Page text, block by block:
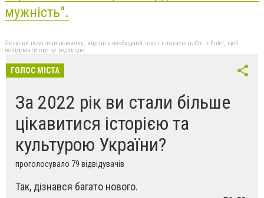
мужність".
Якщо ви помітили помилку, виділіть необхідний текст і натисніть Ctrl + Enter, щоб
повідомити про це редакцію
ГОЛОС МІСТА
За 2022 рік ви стали більше
цікавитися історією та
культурою України?
проголосувало 79 відвідувачів
Так, дізнався багато нового.